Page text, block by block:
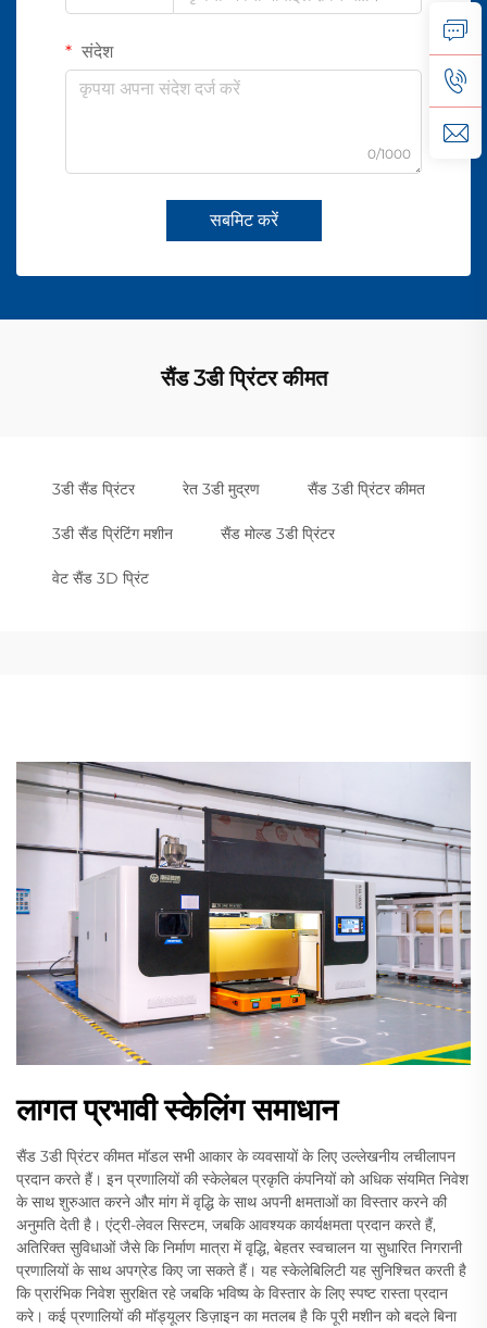
संदेश
0/1000
सबमिट करें
सैंड 3डी प्रिंटर कीमत
3डी सैंड प्रिंटर रेत 3डी मुद्रण सैंड 3डी प्रिंटर कीमत
3डी सैंड प्रिंटिंग मशीन सैंड मोल्ड 3डी प्रिंटर
वेट सैंड 3D प्रिंट
लागत प्रभावी स्केलिंग समाधान
सैंड 3डी प्रिंटर कीमत मॉडल सभी आकार के व्यवसायों के लिए उल्लेखनीय लचीलापन
प्रदान करते हैं। इन प्रणालियों की स्केलेबल प्रकृति कंपनियों को अधिक संयमित निवेश
के साथ शुरुआत करने और मांग में वृद्धि के साथ अपनी क्षमताओं का विस्तार करने की
अनुमति देती है। एंट्री-लेवल सिस्टम, जबकि आवश्यक कार्यक्षमता प्रदान करते हैं,
अतिरिक्त सुविधाओं जैसे कि निर्माण मात्रा में वृद्धि, बेहतर स्वचालन या सुधारित निगरानी
प्रणालियों के साथ अपग्रेड किए जा सकते हैं। यह स्केलेबिलिटी यह सुनिश्चित करती है
कि प्रारंभिक निवेश सुरक्षित रहे जबकि भविष्य के विस्तार के लिए स्पष्ट रास्ता प्रदान
करे। कई प्रणालियों की मॉड्यूलर डिज़ाइन का मतलब है कि पूरी मशीन को बदले बिना